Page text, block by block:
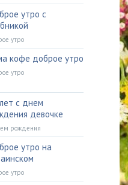
утро с
утро
кофе доброе утро
утро
с днем
девочке
рождения
утро на
утро